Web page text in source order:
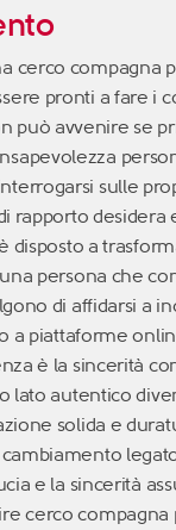
cerco compagna
pronti a fare i
può avvenire se
sulle
rapporto desidera
disposto a
persona che
di affidarsi a
a piattaforme
è la sincerità
lato autentico
solida e
e la sincerità
cerco compagna